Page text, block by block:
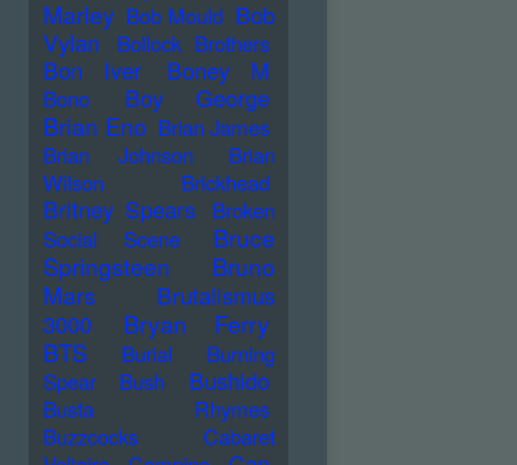
Marley Bob Mould Bob
Vylan
Bollock Brothers
Bon Iver Boney M
Bono Boy George
Brian Eno Brian James
Brian Johnson
Brian
Wilson
Brickhead
Britney Spears
Broken
Social Scene
Bruce
Springsteen
Bruno
Mars
Brutalismus
3000
Bryan Ferry
BTS
Burial
Burning
Spear
Bush Bushido
Busta Rhymes
Buzzcocks
Cabaret